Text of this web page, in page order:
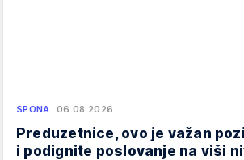
SPONA 06.08.2026.
Preduzetnice, ovo je važan
i podignite poslovanje na viši